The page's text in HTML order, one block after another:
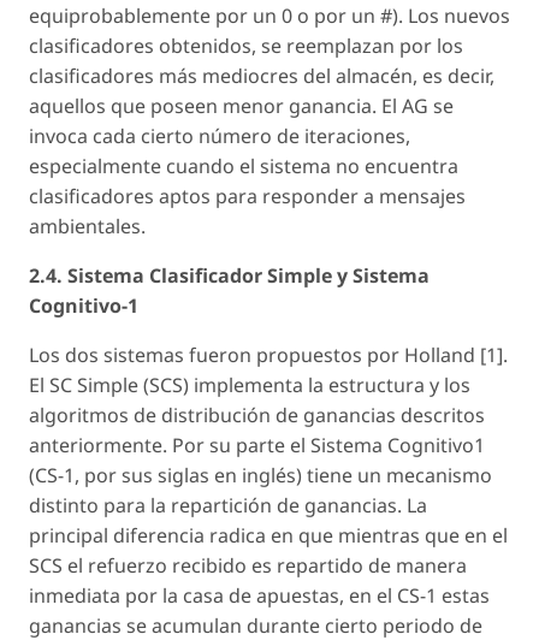
equiprobablemente por un 0 o por un #). Los nuevos
clasificadores obtenidos, se reemplazan por los
clasificadores más mediocres del almacén, es decir,
aquellos que poseen menor ganancia. El AG se
invoca cada cierto número de iteraciones,
especialmente cuando el sistema no encuentra
clasificadores aptos para responder a mensajes
ambientales.
2.4. Sistema Clasificador Simple y Sistema
Cognitivo-1
Los dos sistemas fueron propuestos por Holland [1].
El SC Simple (SCS) implementa la estructura y los
algoritmos de distribución de ganancias descritos
anteriormente. Por su parte el Sistema Cognitivo1
(CS-1, por sus siglas en inglés) tiene un mecanismo
distinto para la repartición de ganancias. La
principal diferencia radica en que mientras que en el
SCS el refuerzo recibido es repartido de manera
inmediata por la casa de apuestas, en el CS-1 estas
ganancias se acumulan durante cierto periodo de